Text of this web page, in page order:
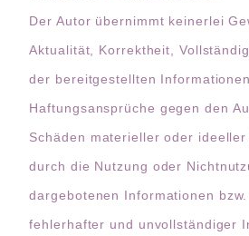
Der Autor übernimmt keinerlei
Aktualität, Korrektheit,
der bereitgestellten Informationen.
Haftungsansprüche gegen den
Schäden materieller oder
durch die Nutzung oder
dargebotenen Informationen
fehlerhafter und unvollständiger